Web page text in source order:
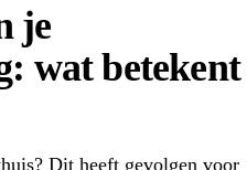
je
wat betekent
Dit heeft gevolgen voor